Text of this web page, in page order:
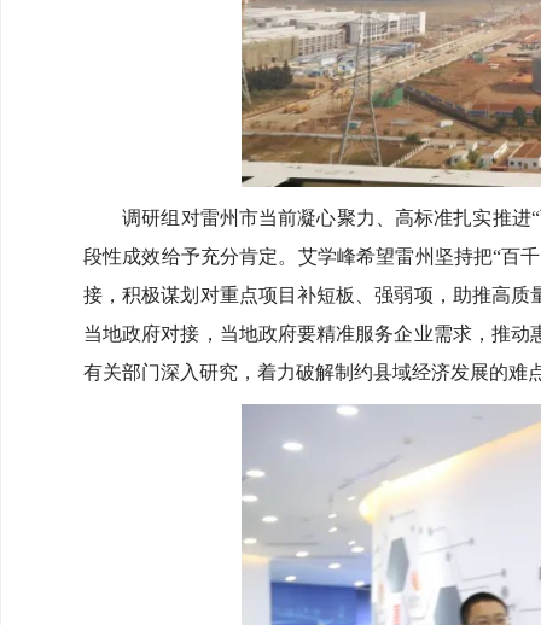
调研组对雷州市当前凝心聚力、高标准扎实推进“
段性成效给予充分肯定。艾学峰希望雷州坚持把“百
接，积极谋划对重点项目补短板、强弱项，助推高
当地政府对接，当地政府要精准服务企业需求，推
有关部门深入研究，着力破解制约县域经济发展的难